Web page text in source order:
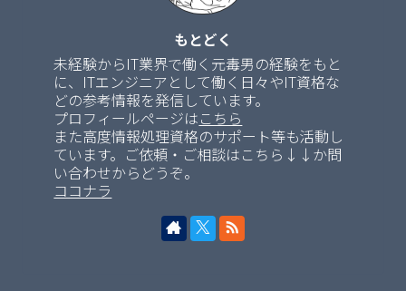
もとどく
未経験からIT業界で働く元毒男の経験をもと
に、ITエンジニアとして働く日々やIT資格な
どの参考情報を発信しています。
プロフィールページはこちら
また高度情報処理資格のサポート等も活動し
ています。ご依頼・ご相談はこちら↓↓か問
い合わせからどうぞ。
ココナラ